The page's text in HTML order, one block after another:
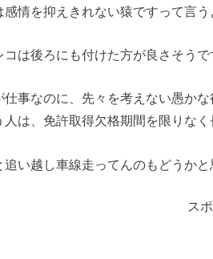
感情を抑えきれない猿ですって言
コは後ろにも付けた方が良さそう
仕事なのに、先々を考えない愚か
人は、免許取得欠格期間を限りな
追い越し車線走ってんのもどうか
ス